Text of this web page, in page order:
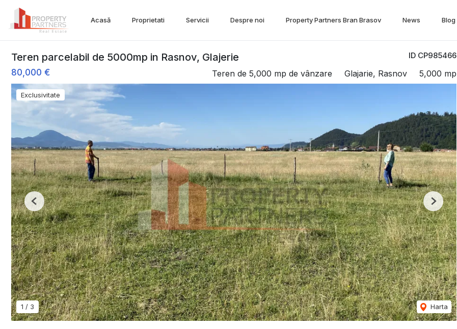
Acasă Proprietati Servicii Despre noi Property Partners Bran Brasov News Blog
ID CP985466
Teren parcelabil de 5000mp in Rasnov, Glajerie
80,000 € Teren de 5,000 mp de vânzare Glajarie, Rasnov 5,000 mp
Exclusivitate
1 / 3 Harta
Previous Next